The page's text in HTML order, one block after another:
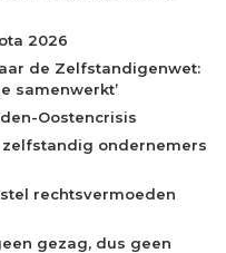
2026
de Zelfstandigenwet:
samenwerkt’
Oostencrisis
ondernemers
rechtsvermoeden
gezag, dus geen